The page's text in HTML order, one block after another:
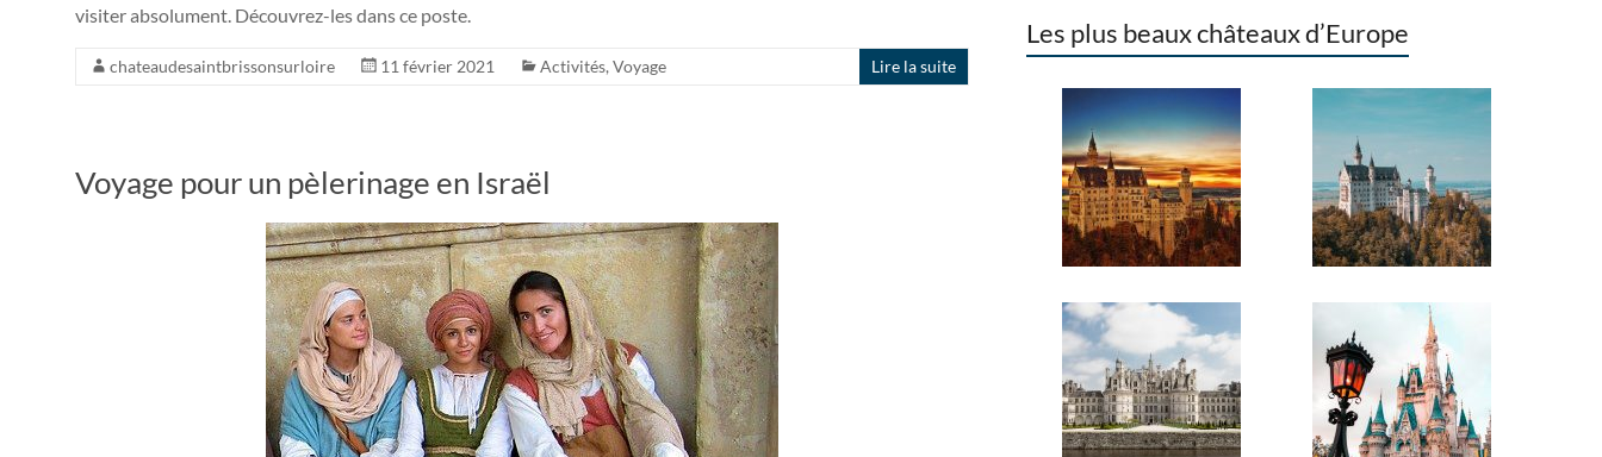
visiter absolument. Découvrez-les dans ce poste.
chateaudesaintbrissonsurloire 11 février 2021 Activités, Voyage Lire la suite
Voyage pour un pèlerinage en Israël
Les plus beaux châteaux d’Europe